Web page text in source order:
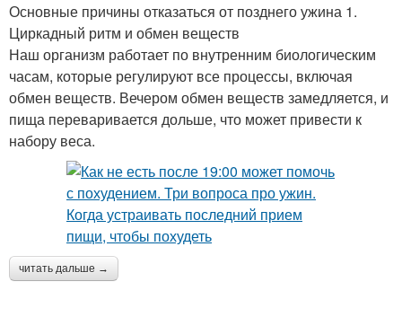
Основные причины отказаться от позднего ужина 1.
Циркадный ритм и обмен веществ
Наш организм работает по внутренним биологическим
часам, которые регулируют все процессы, включая
обмен веществ. Вечером обмен веществ замедляется, и
пища переваривается дольше, что может привести к
набору веса.
читать дальше →